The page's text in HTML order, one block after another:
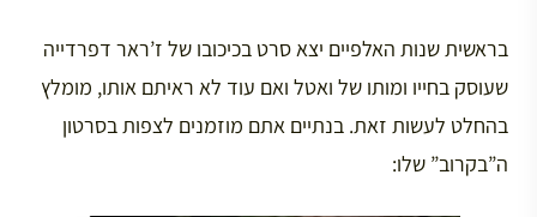
בראשית שנות האלפיים יצא סרט בכיכובו של ז’ראר דפרדייה
שעוסק בחייו ומותו של ואטל ואם עוד לא ראיתם אותו, מומלץ
בהחלט לעשות זאת. בנתיים אתם מוזמנים לצפות בסרטון
ה”בקרוב” שלו: